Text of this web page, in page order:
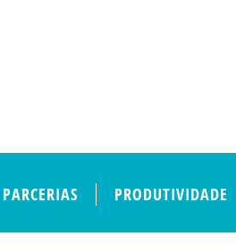
PARCERIAS PRODUTIVIDADE